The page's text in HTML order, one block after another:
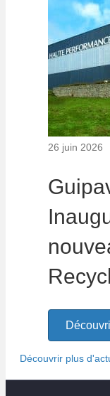
26 juin 2026
Découvrir plus